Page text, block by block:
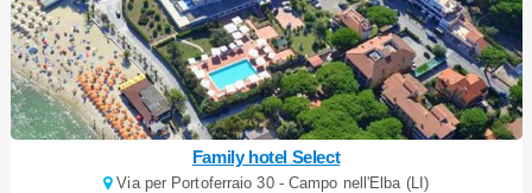
Family hotel Select
Via per Portoferraio 30 - Campo nell'Elba (LI)